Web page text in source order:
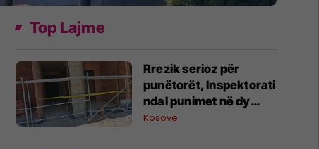
Top Lajme
Rrezik serioz për
punëtorët, Inspektorati
ndal punimet në dy
kantiere në Podujevë e
Kosovë